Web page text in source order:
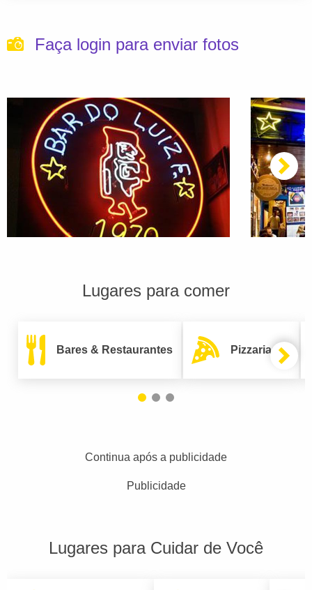
Faça login para enviar fotos
Lugares para comer
Bares & Restaurantes Pizzarias
Continua após a publicidade
Publicidade
Lugares para Cuidar de Você